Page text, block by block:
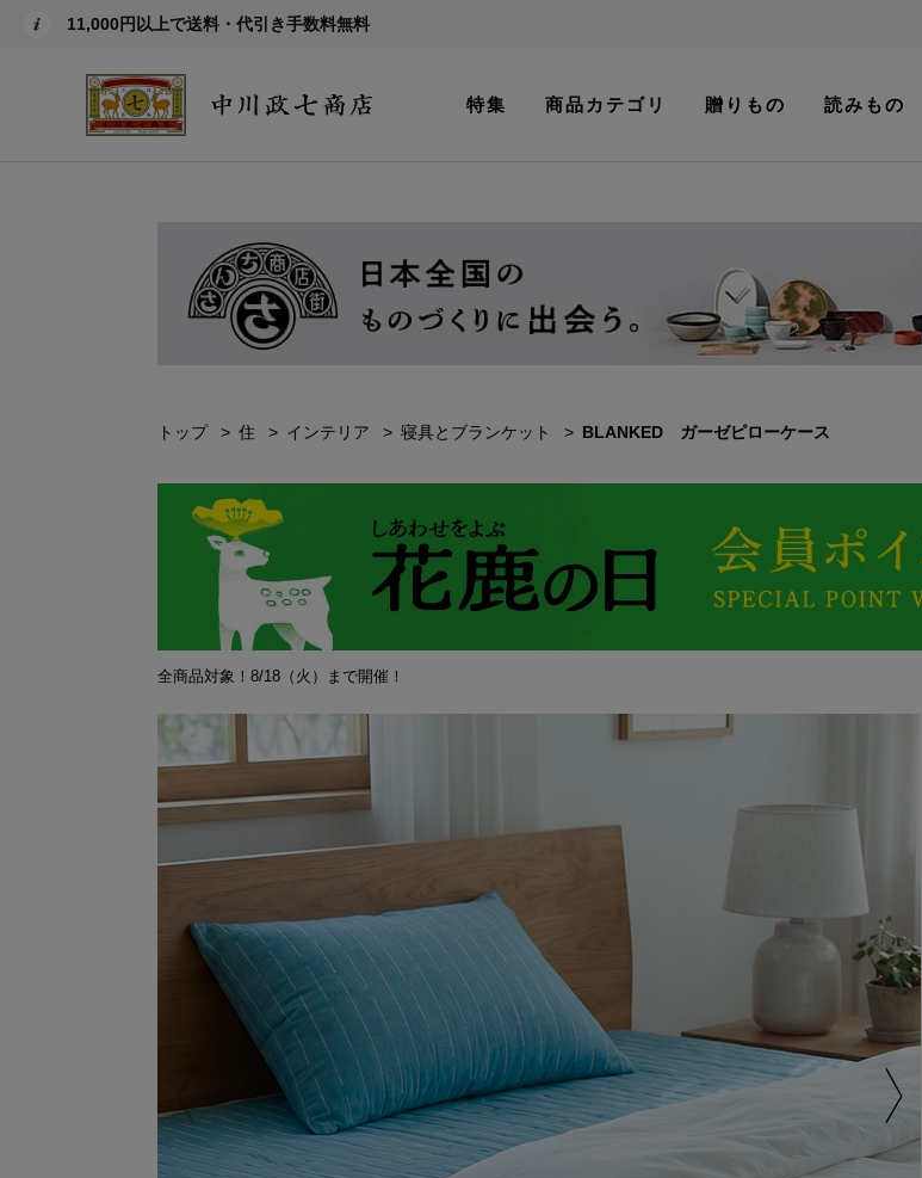
11,000円以上で送料・代引き手数料無料
特集 商品カテゴリ 贈りもの 読みもの
トップ 住 インテリア 寝具とブランケット BLANKED ガーゼピローケース
全商品対象！8/18（火）まで開催！